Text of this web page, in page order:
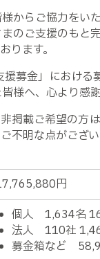
からご協力をい
のご支援のもと
ります。
募金」におけ
様へ、心より感謝
掲載ご希望の方は
不明な点がござ
円
個人 1,634名
法人 110社
募金箱など